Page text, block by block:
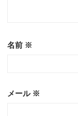
名前 ※
メール ※